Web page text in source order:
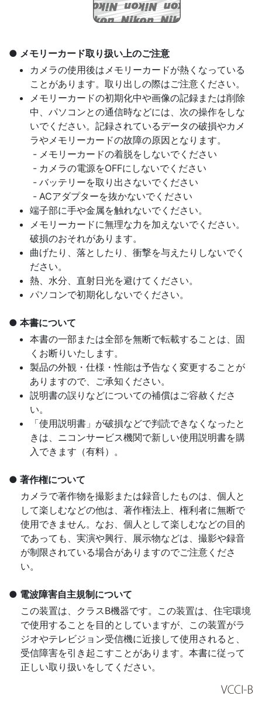
メモリーカード取り扱い上のご注意
カメラの使用後はメモリーカードが熱くなっている
ことがあります。取り出しの際はご注意ください。
メモリーカードの初期化中や画像の記録または削除
中、パソコンとの通信時などには、次の操作をしな
いでください。記録されているデータの破損やカメ
ラやメモリーカードの故障の原因となります。
メモリーカードの着脱をしないでください
カメラの電源をOFFにしないでください
バッテリーを取り出さないでください
ACアダプターを抜かないでください
端子部に手や金属を触れないでください。
メモリーカードに無理な力を加えないでください。
破損のおそれがあります。
曲げたり、落としたり、衝撃を与えたりしないでく
ださい。
熱、水分、直射日光を避けてください。
パソコンで初期化しないでください。
本書について
本書の一部または全部を無断で転載することは、固
くお断りいたします。
製品の外観・仕様・性能は予告なく変更することが
ありますので、ご承知ください。
説明書の誤りなどについての補償はご容赦くださ
い。
「使用説明書」が破損などで判読できなくなったと
きは、ニコンサービス機関で新しい使用説明書を購
入できます（有料）。
著作権について
カメラで著作物を撮影または録音したものは、個人と
して楽しむなどの他は、著作権法上、権利者に無断で
使用できません。なお、個人として楽しむなどの目的
であっても、実演や興行、展示物などは、撮影や録音
が制限されている場合がありますのでご注意くださ
い。
電波障害自主規制について
この装置は、クラスB機器です。この装置は、住宅環境
で使用することを目的としていますが、この装置がラ
ジオやテレビジョン受信機に近接して使用されると、
受信障害を引き起こすことがあります。本書に従って
正しい取り扱いをしてください。